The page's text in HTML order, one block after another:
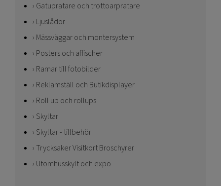
Gatupratare och trottoarpratare
Ljuslådor
Mässväggar och montersystem
Posters och affischer
Ramar till fotobilder
Reklamställ och Butikdisplayer
Roll up och rollups
Skyltar
Skyltar - tillbehör
Trycksaker Visitkort Broschyrer
Utomhusskylt och expo